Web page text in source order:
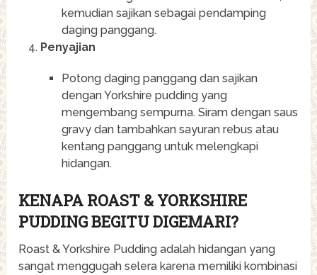
kemudian sajikan sebagai pendamping
daging panggang.
Penyajian
Potong daging panggang dan sajikan
dengan Yorkshire pudding yang
mengembang sempurna. Siram dengan saus
gravy dan tambahkan sayuran rebus atau
kentang panggang untuk melengkapi
hidangan.
KENAPA ROAST & YORKSHIRE
PUDDING BEGITU DIGEMARI?
Roast & Yorkshire Pudding adalah hidangan yang
sangat menggugah selera karena memiliki kombinasi